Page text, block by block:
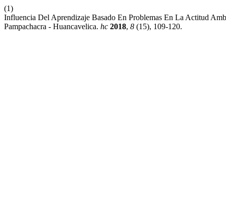
(1)
Influencia Del Aprendizaje Basado En Problemas En La Actitud
Pampachacra - Huancavelica. hc 2018, 8 (15), 109-120.